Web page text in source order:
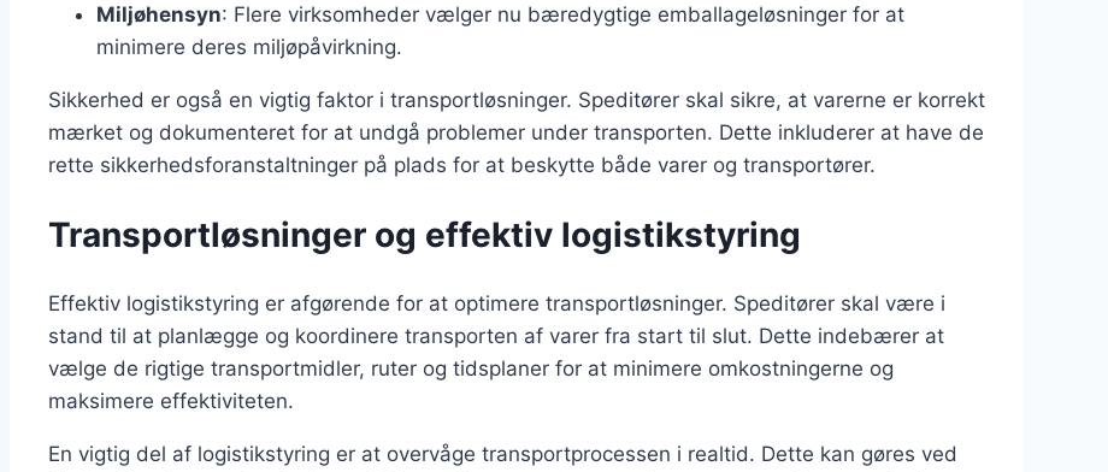
Miljøhensyn: Flere virksomheder vælger nu bæredygtige emballageløsninger for at
minimere deres miljøpåvirkning.
Sikkerhed er også en vigtig faktor i transportløsninger. Speditører skal sikre, at varerne er korrekt
mærket og dokumenteret for at undgå problemer under transporten. Dette inkluderer at have de
rette sikkerhedsforanstaltninger på plads for at beskytte både varer og transportører.
Transportløsninger og effektiv logistikstyring
Effektiv logistikstyring er afgørende for at optimere transportløsninger. Speditører skal være i
stand til at planlægge og koordinere transporten af varer fra start til slut. Dette indebærer at
vælge de rigtige transportmidler, ruter og tidsplaner for at minimere omkostningerne og
maksimere effektiviteten.
En vigtig del af logistikstyring er at overvåge transportprocessen i realtid. Dette kan gøres ved